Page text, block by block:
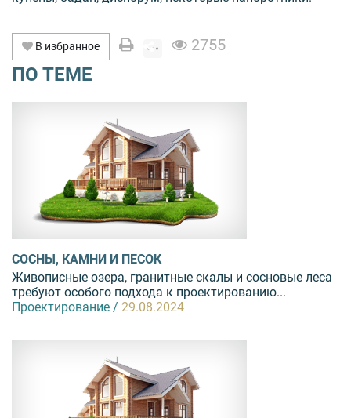
В избранное 2755
ПО ТЕМЕ
СОСНЫ, КАМНИ И ПЕСОК
Живописные озера, гранитные скалы и сосновые леса
требуют особого подхода к проектированию...
Проектирование / 29.08.2024